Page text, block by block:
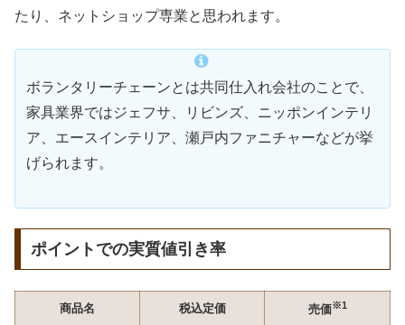
たり、ネットショップ専業と思われます。
ボランタリーチェーンとは共同仕入れ会社のことで、
家具業界ではジェフサ、リビンズ、ニッポンインテリ
ア、エースインテリア、瀬戸内ファニチャーなどが挙
げられます。
ポイントでの実質値引き率
商品名 税込定価 売価※1